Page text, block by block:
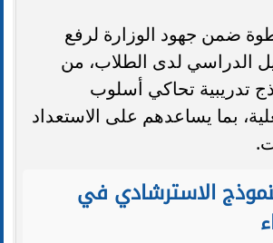
ضمن جهود الوزارة لرفع
الدراسي لدى الطلاب، من
تدريبية تحاكي أسلوب
بما يساعدهم على الاستعداد
الاسترشادي في